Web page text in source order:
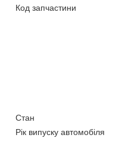
Код запчастини
Стан
Рік випуску автомобіля